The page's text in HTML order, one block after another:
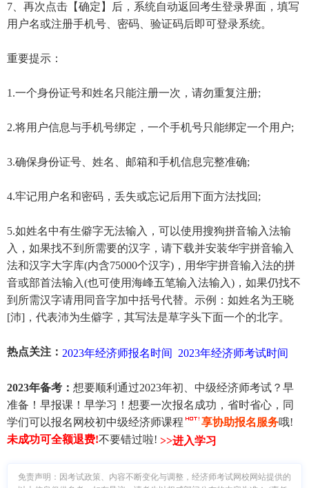
7、再次点击【确定】后，系统自动返回考生登录界面，填写
用户名或注册手机号、密码、验证码后即可登录系统。
重要提示：
1.一个身份证号和姓名只能注册一次，请勿重复注册;
2.将用户信息与手机号绑定，一个手机号只能绑定一个用户;
3.确保身份证号、姓名、邮箱和手机信息完整准确;
4.牢记用户名和密码，丢失或忘记后用下面方法找回;
5.如姓名中有生僻字无法输入，可以使用搜狗拼音输入法输
入，如果找不到所需要的汉字，请下载并安装华宇拼音输入
法和汉字大字库(内含75000个汉字)，用华宇拼音输入法的拼
音或部首法输入(也可使用海峰五笔输入法输入)，如果仍找不
到所需汉字请用同音字加中括号代替。示例：如姓名为王晓
[沛]，代表沛为生僻字，其写法是草字头下面一个的北字。
热点关注： 2023年经济师报名时间 2023年经济师考试时间
2023年备考： 想要顺利通过2023年初、中级经济师考试？早
准备！早报课！早学习！想要一次报名成功，省时省心，同
学们可以报名网校初中级经济师课程
享协助报名服务哦!
未成功可全额退费!不要错过啦! >>进入学习
免责声明：因考试政策、内容不断变化与调整，经济师考试网校网站提供的